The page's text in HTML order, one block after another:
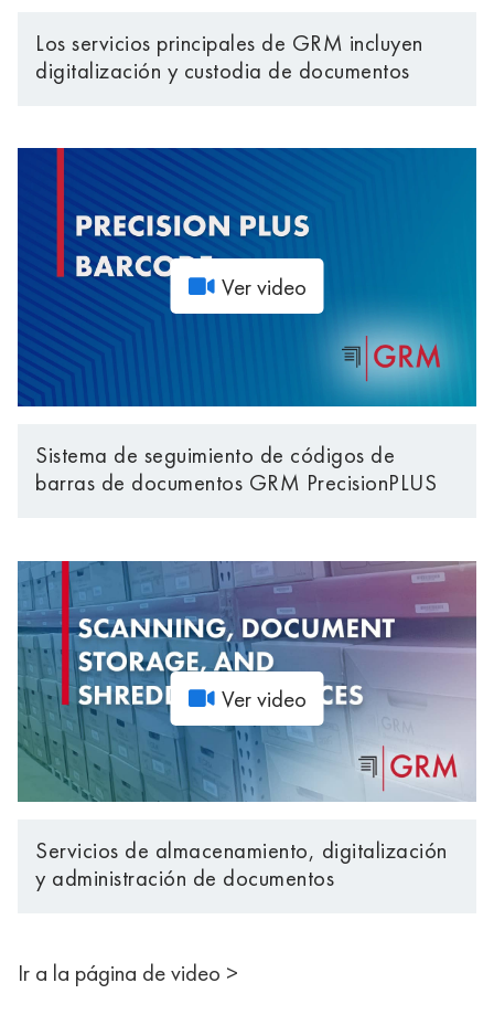
Los servicios principales de GRM incluyen
digitalización y custodia de documentos
Ver video
Sistema de seguimiento de códigos de
barras de documentos GRM PrecisionPLUS
Ver video
Servicios de almacenamiento, digitalización
y administración de documentos
Ir a la página de video >